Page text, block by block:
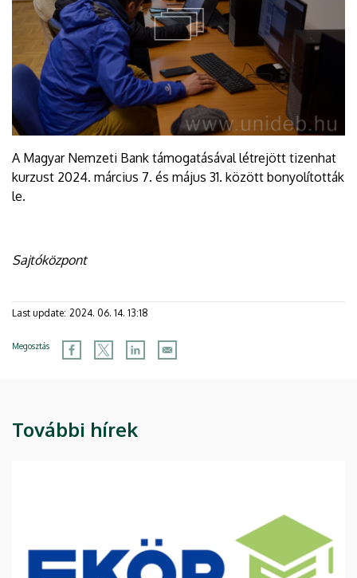
A Magyar Nemzeti Bank támogatásával létrejött tizenhat
kurzust 2024. március 7. és május 31. között bonyolították
le.
Sajtóközpont
Last update: 2024. 06. 14. 13:18
Megosztás
További hírek